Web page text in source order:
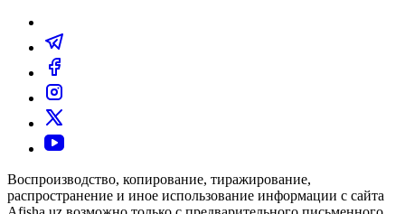
Воспроизводство, копирование, тиражирование,
распространение и иное использование информации с сайта